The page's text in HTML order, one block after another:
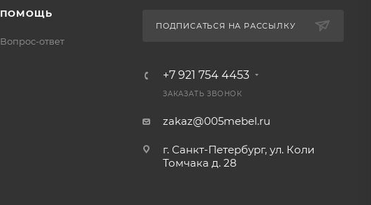
ПОМОЩЬ
Вопрос-ответ
ПОДПИСАТЬСЯ НА РАССЫЛКУ
+7 921 754 4453
ЗАКАЗАТЬ ЗВОНОК
zakaz@005mebel.ru
г. Санкт-Петербург, ул. Коли
Томчака д. 28